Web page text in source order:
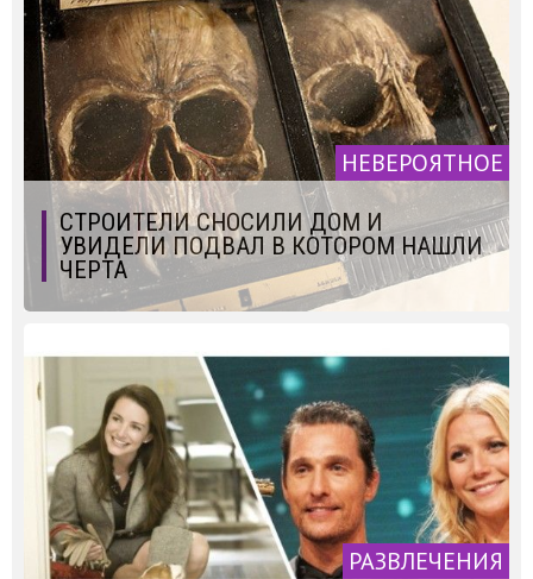
НЕВЕРОЯТНОЕ
СТРОИТЕЛИ СНОСИЛИ ДОМ И
УВИДЕЛИ ПОДВАЛ В КОТОРОМ НАШЛИ
ЧЕРТА
РАЗВЛЕЧЕНИЯ